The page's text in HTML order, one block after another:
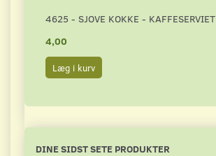
4625 - SJOVE KOKKE - KAFFESERVIET
4,00
Læg i kurv
DINE SIDST SETE PRODUKTER